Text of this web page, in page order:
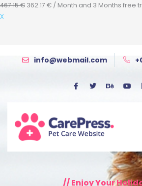
467.15€ 362.17 € / Month and 3 Months free
X